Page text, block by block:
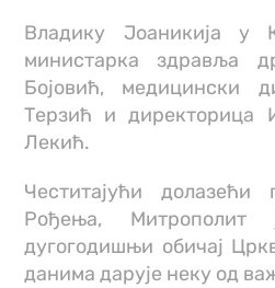
Владику Јоаникија у
министарка здравља
Бојовић, медицински
Терзић и директорица
Лекић.
Честитајући долазећи
Рођења, Митрополит
дугогодишњи обичај
данима дарује неку од